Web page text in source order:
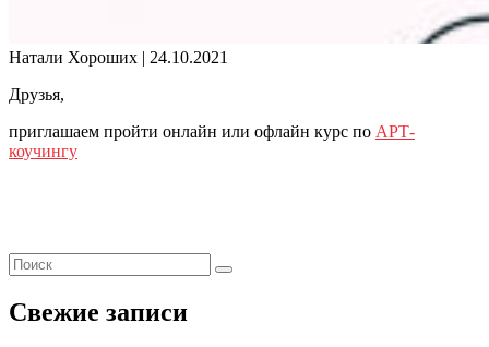
Натали Хороших | 24.10.2021
Друзья,
приглашаем пройти онлайн или офлайн курс по АРТ-
коучингу
Свежие записи